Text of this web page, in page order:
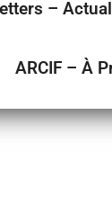
–
ARCIF – À